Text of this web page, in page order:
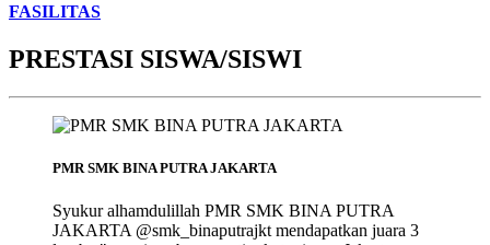
FASILITAS
PRESTASI SISWA/SISWI
PMR SMK BINA PUTRA JAKARTA
Syukur alhamdulillah PMR SMK BINA PUTRA
JAKARTA @smk_binaputrajkt mendapatkan juara 3